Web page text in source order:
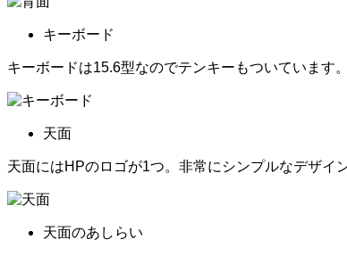
キーボード
キーボードは15.6型なのでテンキーもついています
天面
天面にはHPのロゴが1つ。非常にシンプルなデザイ
天面のあしらい